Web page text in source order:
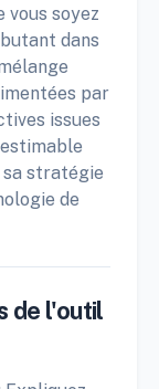
vous soyez
dans
par
issues
sa stratégie
de
de l'outil